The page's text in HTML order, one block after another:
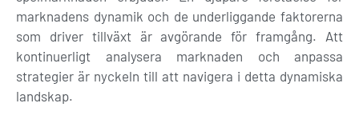
marknadens dynamik och de underliggande faktorerna
som driver tillväxt är avgörande för framgång. Att
kontinuerligt analysera marknaden och anpassa
strategier är nyckeln till att navigera i detta dynamiska
landskap.